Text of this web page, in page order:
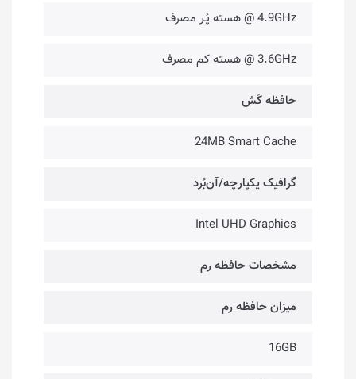
4.9GHz @ هسته پُـر مصرف
3.6GHz @ هسته کم مصرف
حافظه کَش
24MB Smart Cache
گرافیک یکپارچه/آن‌بُرد
Intel UHD Graphics
مشخصات حافظه رم
میزان حافظه رم
16GB